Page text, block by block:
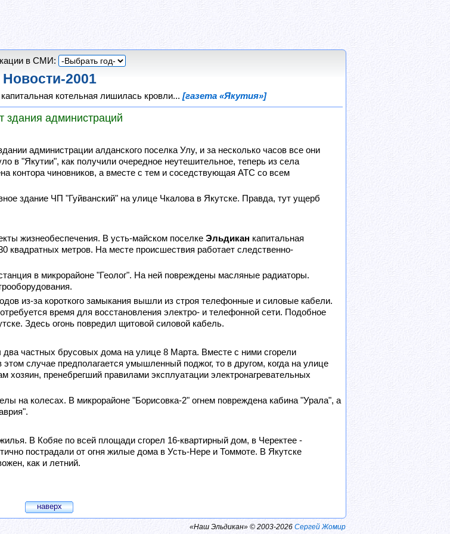
в СМИ:
Новости-2001
котельная лишилась кровли... [газета «Якутия»]
здания администраций
администрации алданского поселка Улу, и за несколько часов все они
в "Якутии", как получили очередное неутешительное, теперь из села
контора чиновников, а вместе с тем и соседствующая АТС со всем
здание ЧП "Гуйванский" на улице Чкалова в Якутске. Правда, тут ущерб
жизнеобеспечения. В усть-майском поселке Эльдикан капитальная
квадратных метров. На месте происшествия работает следственно-
в микрорайоне "Геолог". На ней повреждены масляные радиаторы.
из-за короткого замыкания вышли из строя телефонные и силовые кабели.
время для восстановления электро- и телефонной сети. Подобное
Здесь огонь повредил щитовой силовой кабель.
частных брусовых дома на улице 8 Марта. Вместе с ними сгорели
случае предполагается умышленный поджог, то в другом, когда на улице
хозяин, пренебрегший правилами эксплуатации электронагревательных
на колесах. В микрорайоне "Борисовка-2" огнем повреждена кабина "Урала", а
В Кобяе по всей площади сгорел 16-квартирный дом, в Черектее -
пострадали от огня жилые дома в Усть-Нере и Томмоте. В Якутске
как и летний.
наверх
«Наш Эльдикан» © 2003-2026 Сергей Жомир